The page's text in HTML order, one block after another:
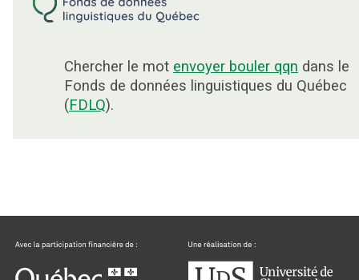
Chercher le mot envoyer bouler qqn dans le
Fonds de données linguistiques du Québec
(FDLQ).